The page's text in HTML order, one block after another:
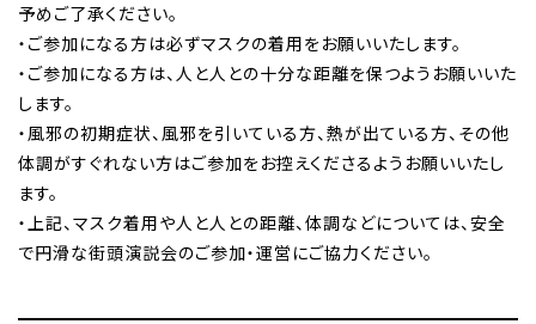
予めご了承ください。
・ご参加になる方は必ずマスクの着用をお願いいたします。
・ご参加になる方は、人と人との十分な距離を保つようお願いいた
します。
・風邪の初期症状、風邪を引いている方、熱が出ている方、その他
体調がすぐれない方はご参加をお控えくださるようお願いいたし
ます。
・上記、マスク着用や人と人との距離、体調などについては、安全
で円滑な街頭演説会のご参加・運営にご協力ください。